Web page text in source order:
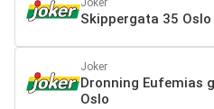
Joker
Skippergata 35 Oslo
Joker
Dronning Eufemias
Oslo